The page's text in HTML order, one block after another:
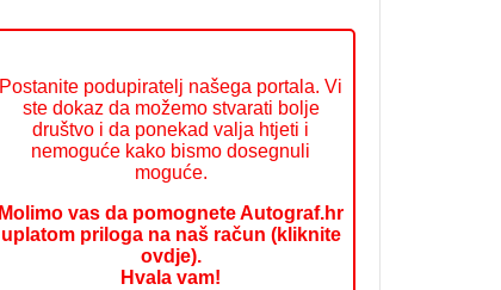
Postanite podupiratelj našega portala. Vi
ste dokaz da možemo stvarati bolje
društvo i da ponekad valja htjeti i
nemoguće kako bismo dosegnuli
moguće.
Molimo vas da pomognete Autograf.hr
uplatom priloga na naš račun (kliknite
ovdje).
Hvala vam!